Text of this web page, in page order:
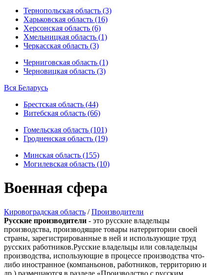
Тернопольская область (3)
Харьковская область (16)
Херсонская область (6)
Хмельницкая область (1)
Черкасская область (3)
Черниговская область (1)
Черновицкая область (3)
Вся Беларусь
Брестская область (44)
Витебская область (66)
Гомельская область (101)
Гродненская область (19)
Минская область (155)
Могилевская область (10)
Военная сфера
Кировоградская область /Производители
Русские производители - это русские владельцы
производства, производящие товары натерритории своей
страны, зарегистрированные в ней и использующие труд
русских работников.Русские владельцы или совладельцы
производства, использующие в процессе производства что-
либо иностранное (компаньонов, работников, территорию и
др.) размещаются в разделе «Производство с русским